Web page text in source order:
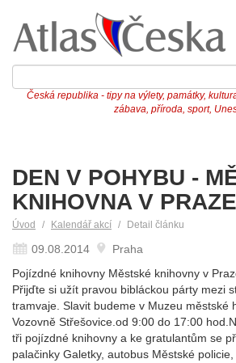
Česká republika - tipy na výlety, památky,
zábava, příroda, sport,
DEN V POHYBU -
KNIHOVNA V PRAZE
Úvod Kalendář akcí Detail článku
09.08.2014
Praha
Pojízdné knihovny Městské knihovny v
Přijďte si užít pravou bibláckou párty mezi
tramvaje. Slavit budeme v Muzeu městské
Vozovně Střešovice.od 9:00 do 17:00
tři pojízdné knihovny a ke gratulantům se
palačinky Galetky, autobus Městské